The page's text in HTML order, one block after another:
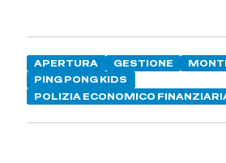
APERTURA GESTIONE
PING PONG KIDS
POLIZIA ECONOMICO